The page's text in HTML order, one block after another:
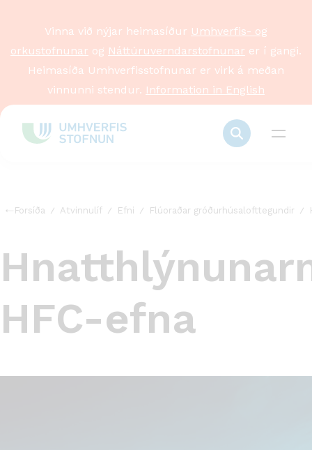
Vinna við nýjar heimasíður Umhverfis- og
orkustofnunar og Náttúruverndarstofnunar er í gangi.
Heimasíða Umhverfisstofnunar er virk á meðan
vinnunni stendur. Information in English
Forsíða Atvinnulíf Efni Flúoraðar gróðurhúsalofttegundir
HFC-efna